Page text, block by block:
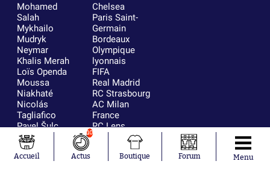
Mohamed
Salah
Mykhailo
Mudryk
Neymar
Khalis Merah
Loïs Openda
Moussa
Niakhaté
Nicolás
Tagliafico
Pavel Šulc
Josh Maja
Gauthier Hein
Chelsea
Paris Saint-
Germain
Bordeaux
Olympique
lyonnais
FIFA
Real Madrid
RC Strasbourg
AC Milan
France
RC Lens
Accueil
10
Actus Boutique Forum Menu